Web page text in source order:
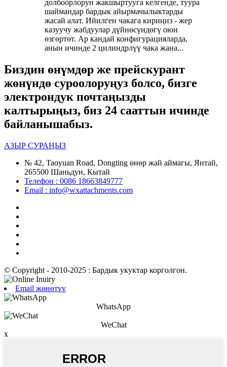
долбоорлорун жакшыртууга келгенде, туура
шаймандар бардык айырмачылыктарды
жасай алат. Ийилген чакага кириңиз - жер
казуучу жабдуулар дүйнөсүндөгү оюн
өзгөртөт. Ар кандай конфигурацияларда,
анын ичинде 2 цилиндрлүү чака жана...
Биздин өнүмдөр же прейскурант
жөнүндө суроолоруңуз болсо, бизге
электрондук почтаңызды
калтырыңыз, биз 24 сааттын ичинде
байланышабыз.
АЗЫР СУРАҢЫЗ
№ 42, Taoyuan Road, Dongting өнөр жай аймагы, Янтай,
265500 Шаньдун, Кытай
Телефон : 0086 18663849777
Email : info@wxattachments.com
© Copyright - 2010-2025 : Бардык укуктар корголгон.
Email жөнөтүү
WhatsApp
WeChat
x